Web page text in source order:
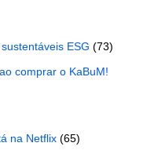
ESG (73)
comprar o KaBuM!
na Netflix (65)